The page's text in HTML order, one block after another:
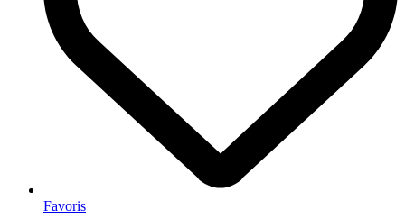
Favoris